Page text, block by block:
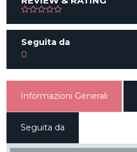
Seguita da
0
Informazioni Generali
Seguita da